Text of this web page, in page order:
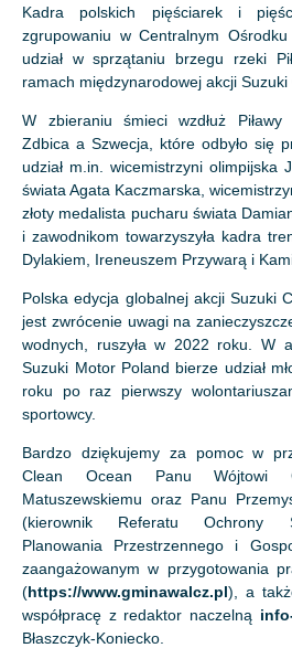
Kadra polskich pięściarek i
zgrupowaniu w Centralnym Ośrodku
udział w sprzątaniu brzegu rzeki
ramach międzynarodowej akcji Suzuki
W zbieraniu śmieci wzdłuż Piławy
Zdbica a Szwecja, które odbyło się
udział m.in. wicemistrzyni olimpijska
świata Agata Kaczmarska,
złoty medalista pucharu świata
i zawodnikom towarzyszyła kadra
Dylakiem, Ireneuszem Przywarą i
Polska edycja globalnej akcji Suzuki
jest zwrócenie uwagi na
wodnych, ruszyła w 2022 roku. W
Suzuki Motor Poland bierze udział
roku po raz pierwszy
sportowcy.
Bardzo dziękujemy za pomoc w
Clean Ocean Panu Wójtowi
Matuszewskiemu oraz Panu
(kierownik Referatu Ochrony
Planowania Przestrzennego i
zaangażowanym w przygotowania
(https://www.gminawalcz.pl), a
współpracę z redaktor naczelną
Błaszczyk-Koniecko.